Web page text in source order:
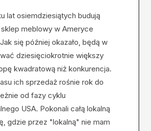
lat osiemdziesiątych budują
meblowy w Ameryce
się później okazało, będą w
dziesięciokrotnie większy
kwadratową niż konkurencja.
ich sprzedaż rośnie rok do
od fazy cyklu
USA. Pokonali całą lokalną
gdzie przez "lokalną" nie mam